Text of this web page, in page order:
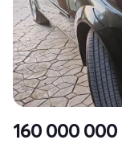
160 000 000